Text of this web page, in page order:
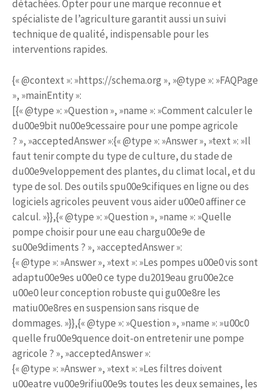
détachées. Opter pour une marque reconnue et
spécialiste de l’agriculture garantit aussi un suivi
technique de qualité, indispensable pour les
interventions rapides.
{« @context »: »https://schema.org », »@type »: »FAQPage
», »mainEntity »:
[{« @type »: »Question », »name »: »Comment calculer le
du00e9bit nu00e9cessaire pour une pompe agricole
? », »acceptedAnswer »:{« @type »: »Answer », »text »: »Il
faut tenir compte du type de culture, du stade de
du00e9veloppement des plantes, du climat local, et du
type de sol. Des outils spu00e9cifiques en ligne ou des
logiciels agricoles peuvent vous aider u00e0 affiner ce
calcul. »}},{« @type »: »Question », »name »: »Quelle
pompe choisir pour une eau chargu00e9e de
su00e9diments ? », »acceptedAnswer »:
{« @type »: »Answer », »text »: »Les pompes u00e0 vis sont
adaptu00e9es u00e0 ce type du2019eau gru00e2ce
u00e0 leur conception robuste qui gu00e8re les
matiu00e8res en suspension sans risque de
dommages. »}},{« @type »: »Question », »name »: »u00c0
quelle fru00e9quence doit-on entretenir une pompe
agricole ? », »acceptedAnswer »:
{« @type »: »Answer », »text »: »Les filtres doivent
u00eatre vu00e9rifiu00e9s toutes les deux semaines, les